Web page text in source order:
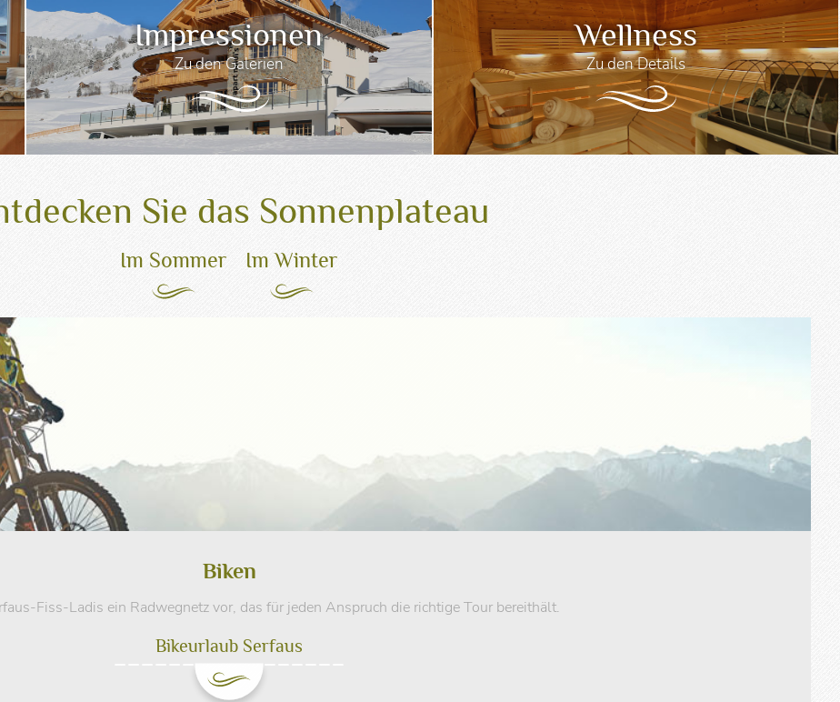
Impressionen
Zu den Galerien
Wellness
Zu den Details
Sie das Sonnenplateau
Im Sommer Im Winter
Biken
Fiss-Ladis ein Radwegnetz vor, das für jeden Anspruch die richtige Tour bereithält.
Bikeurlaub Serfaus